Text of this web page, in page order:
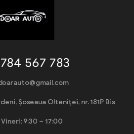
567 783
Șoseaua Olteniței, nr. 181P Bis
Vineri: 9:30 – 17:00